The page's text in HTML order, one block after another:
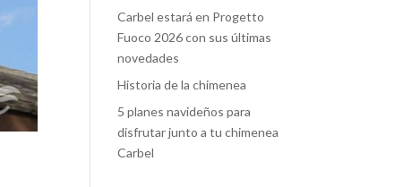
Carbel estará en Progetto
Fuoco 2026 con sus últimas
novedades
Historia de la chimenea
5 planes navideños para
disfrutar junto a tu chimenea
Carbel